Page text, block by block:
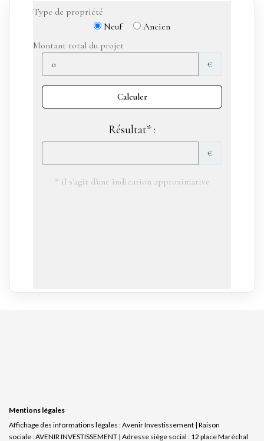
Mentions légales
Affichage des informations légales : Avenir Investissement | Raison
sociale : AVENIR INVESTISSEMENT | Adresse siège social : 12 place Maréchal